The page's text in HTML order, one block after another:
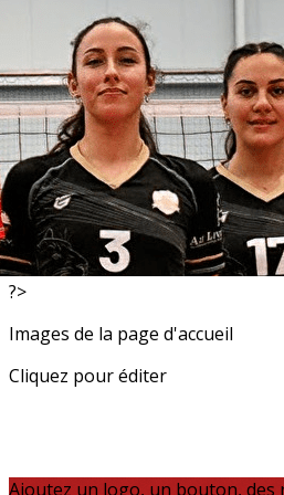
Exporter les lignes sélectionnées
Exporter toutes les colonnes
Exporter uniquement les
Menu
<
Resultats
Actualités
?>
Images de la page d'accueil
Cliquez pour éditer
Ajoutez un logo, un bouton, des